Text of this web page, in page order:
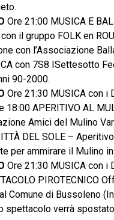
Ore 21:00 MUSICA E
il gruppo FOLK en
con l’Associazione
con 7S8 ISettesotto
90-2000.
Ore 21:30 MUSICA con i
18:00 APERITIVO AL
Amici del Mulino
DEL SOLE –
per ammirare il Mulino
Ore 21:30 MUSICA con i
PIROTECNICO
Comune di Bussoleno
spettacolo verrà